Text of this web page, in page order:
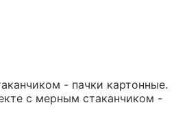
- пачки картонные.
с мерным стаканчиком -